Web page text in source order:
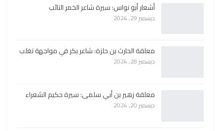
أشعار أبو نواس: سيرة شاعر الخمر التائب
ديسمبر 29, 2024
معلقة الحارث بن حلزة: شاعر بكر في مواجهة تغلب
ديسمبر 28, 2024
معلقة زهير بن أبي سلمى: سيرة حكيم الشعراء
ديسمبر 20, 2024